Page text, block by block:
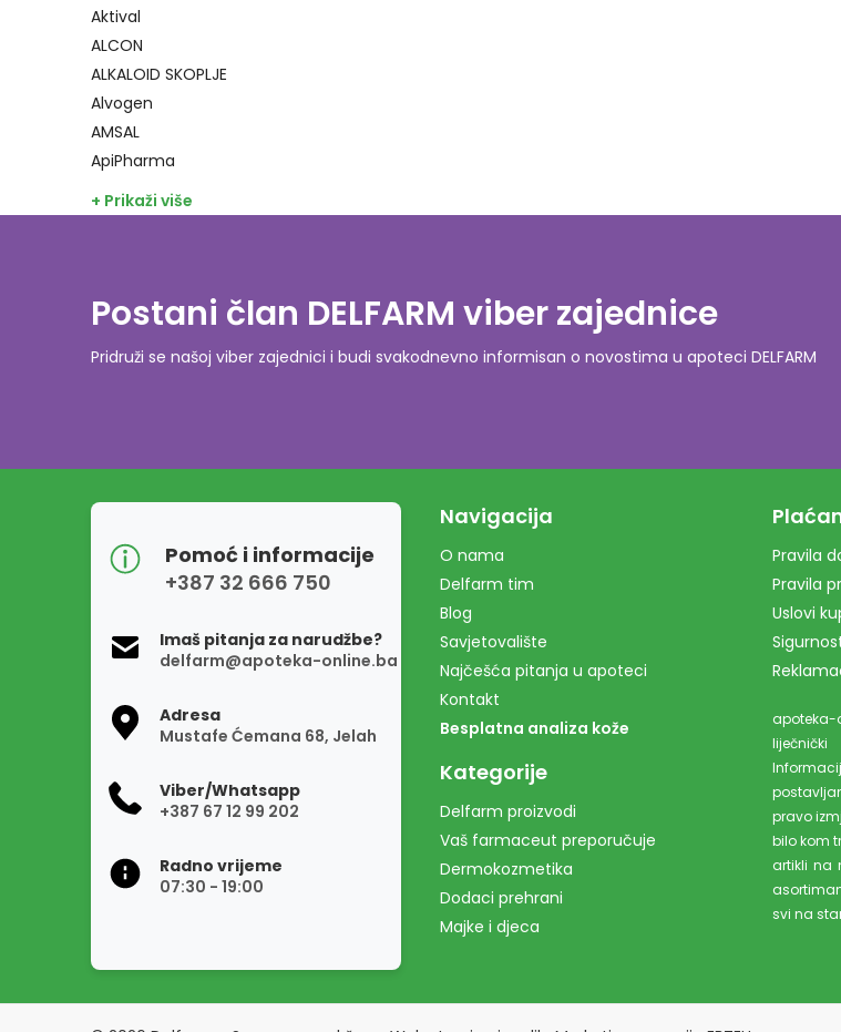
Aktival
ALCON
ALKALOID SKOPLJE
Alvogen
AMSAL
ApiPharma
+ Prikaži više
Postani član DELFARM viber zajednice
Pridruži se našoj viber zajednici i budi svakodnevno informisan o novostima u apoteci DELFARM
Pomoć i informacije
+387 32 666 750
Imaš pitanja za narudžbe?
delfarm@apoteka-online.ba
Adresa
Mustafe Ćemana 68, Jelah
Viber/Whatsapp
+387 67 12 99 202
Radno vrijeme
07:30 - 19:00
Navigacija
O nama
Delfarm tim
Blog
Savjetovalište
Najčešća pitanja u apoteci
Kontakt
Besplatna analiza kože
Kategorije
Delfarm proizvodi
Vaš farmaceut preporučuje
Dermokozmetika
Dodaci prehrani
Majke i djeca
Pravila
Pravila
Uslovi
pravo
bilo kom
artikli na
svi na